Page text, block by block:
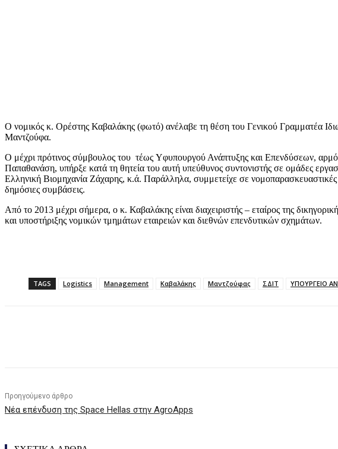
Ο νομικός κ. Ορέστης Καβαλάκης (φωτό) ανέλαβε τη θέση του Γενικού Γραμματέα
Μαντζούφα.
Ο μέχρι πρότινος σύμβουλος του τέως Yφυπουργού Ανάπτυξης και Επενδύσεων,
Παπαθανάση, υπήρξε κατά τη θητεία του αυτή υπεύθυνος συντονιστής σε ομάδες
Ελληνική Βιομηχανία Ζάχαρης, κ.ά. Παράλληλα, συμμετείχε σε νομοπαρασκευαστικές
δημόσιες συμβάσεις.
Από το 2013 μέχρι σήμερα, ο κ. Καβαλάκης είναι διαχειριστής – εταίρος της
και υποστήριξης νομικών τμημάτων εταιρειών και διεθνών επενδυτικών σχημάτων.
TAGS Logistics Management Καβαλάκης Μαντζούφας ΣΔΙΤ ΥΠΟΥΡΓΕΙΟ
Προηγούμενο άρθρο
Νέα επένδυση της Space Hellas στην AgroApps